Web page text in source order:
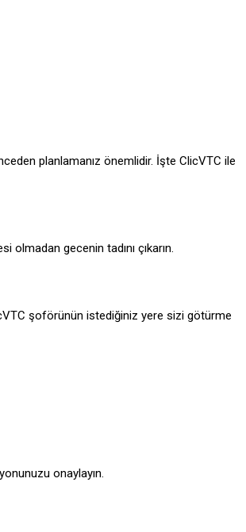
planlamanız önemlidir. İşte ClicVTC ile
gecenin tadını çıkarın.
şoförünün istediğiniz yere sizi götürme
onaylayın.